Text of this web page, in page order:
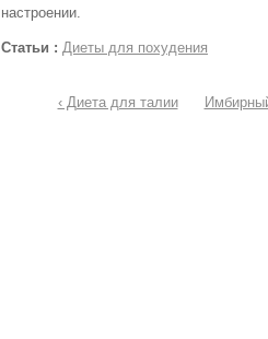
настроении.
Статьи : Диеты для похудения
‹ Диета для талии